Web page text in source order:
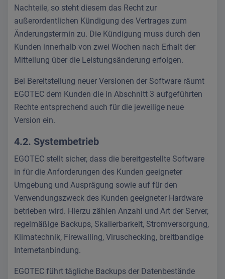
Nachteile, so steht diesem das Recht zur
außerordentlichen Kündigung des Vertrages zum
Änderungstermin zu. Die Kündigung muss durch den
Kunden innerhalb von zwei Wochen nach Erhalt der
Mitteilung über die Leistungsänderung erfolgen.
Bei Bereitstellung neuer Versionen der Software räumt
EGOTEC dem Kunden die in Abschnitt 3 aufgeführten
Rechte entsprechend auch für die jeweilige neue
Version ein.
4.2. Systembetrieb
EGOTEC stellt sicher, dass die bereitgestellte Software
in für die Anforderungen des Kunden geeigneter
Umgebung und Ausprägung sowie auf für den
Verwendungszweck des Kunden geeigneter Hardware
betrieben wird. Hierzu zählen Anzahl und Art der Server,
regelmäßige Backups, Skalierbarkeit, Stromversorgung,
Klimatechnik, Firewalling, Viruschecking, breitbandige
Internetanbindung.
EGOTEC führt tägliche Backups der Datenbestände